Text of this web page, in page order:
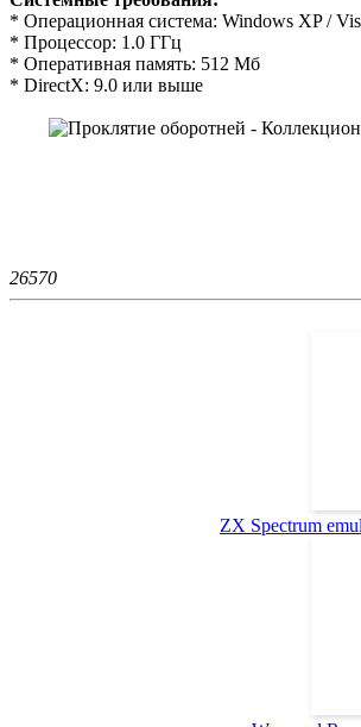
* Операционная система: Windows XP /
* Процессор: 1.0 ГГц
* Оперативная память: 512 Мб
* DirectX: 9.0 или выше
26570
ZX Spectrum